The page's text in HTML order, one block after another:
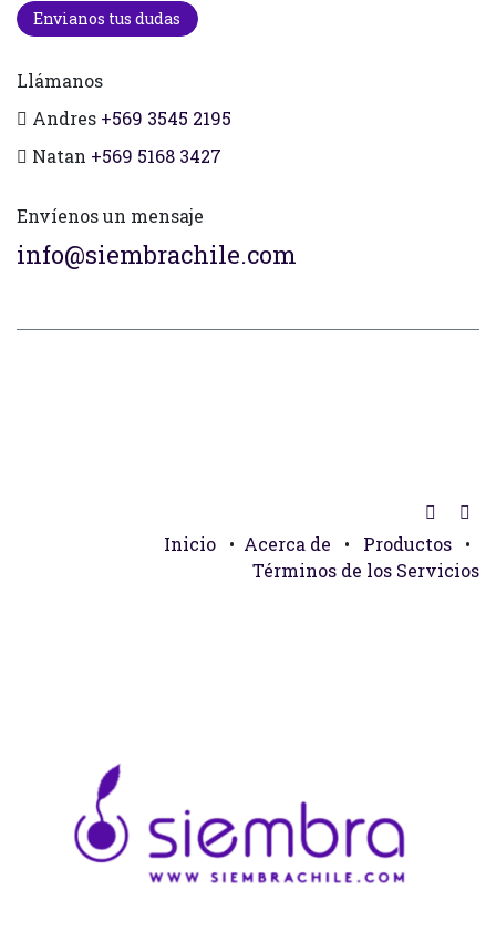
Envianos tus dudas
Llámanos
Andres +569 3545 2195
Natan +569 5168 3427
Envíenos un mensaje
info@siembrachile.com
Inicio • Acerca de • Productos
•
Términos de los Servicios